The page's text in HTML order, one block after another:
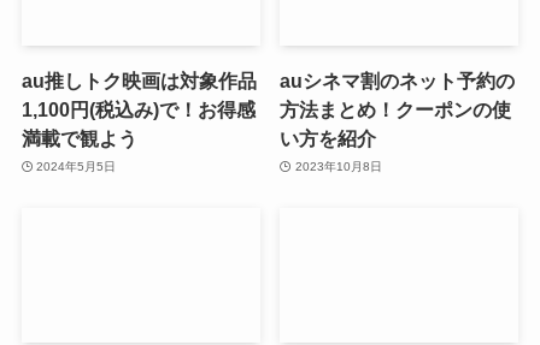
au推しトク映画は対象作品
1,100円(税込み)で！お得感
満載で観よう
2024年5月5日
auシネマ割のネット予約の
方法まとめ！クーポンの使
い方を紹介
2023年10月8日